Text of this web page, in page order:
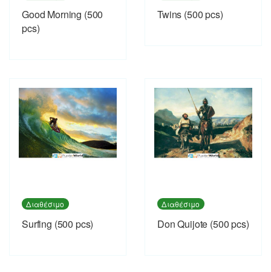
Good Morning (500
pcs)
Twins (500 pcs)
Διαθέσιμο
Surfing (500 pcs)
Διαθέσιμο
Don Quijote (500 pcs)